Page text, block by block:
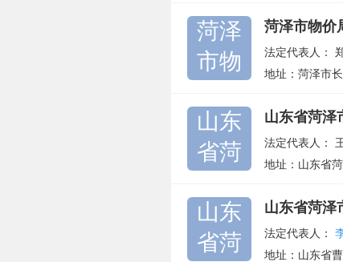
菏泽
市物
菏泽市物价
法定代表人：
地址：菏泽市
山东
省菏
山东省菏泽
法定代表人：
地址：山东省
山东
省菏
山东省菏泽
法定代表人：
地址：山东省